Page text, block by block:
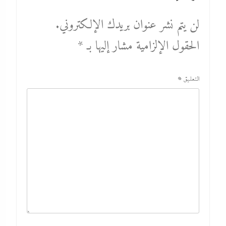
لن يتم نشر عنوان بريدك الإلكتروني.
الحقول الإلزامية مشار إليها بـ*
التعليق *